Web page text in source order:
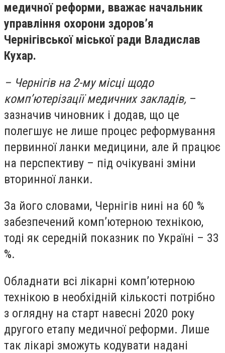
медичної реформи, вважає начальник
управління охорони здоров’я
Чернігівської міської ради Владислав
Кухар.
– Чернігів на 2-му місці щодо
комп’ютерізації медичних закладів, –
зазначив чиновник і додав, що це
полегшує не лише процес реформування
первинної ланки медицини, але й працює
на перспективу – під очікувані зміни
вторинної ланки.
За його словами, Чернігів нині на 60 %
забезпечений комп’ютерною технікою,
тоді як середній показник по Україні – 33
%.
Обладнати всі лікарні комп’ютерною
технікою в необхідній кількості потрібно
з оглядну на старт навесні 2020 року
другого етапу медичної реформи. Лише
так лікарі зможуть кодувати надані